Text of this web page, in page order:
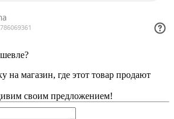
на магазин, где этот товар продают
своим предложением!